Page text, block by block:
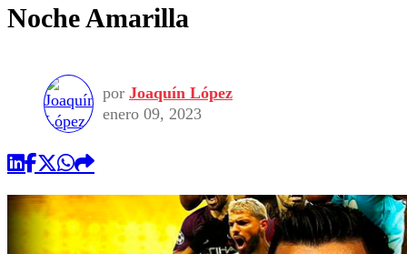
Noche Amarilla
por Joaquín López
enero 09, 2023